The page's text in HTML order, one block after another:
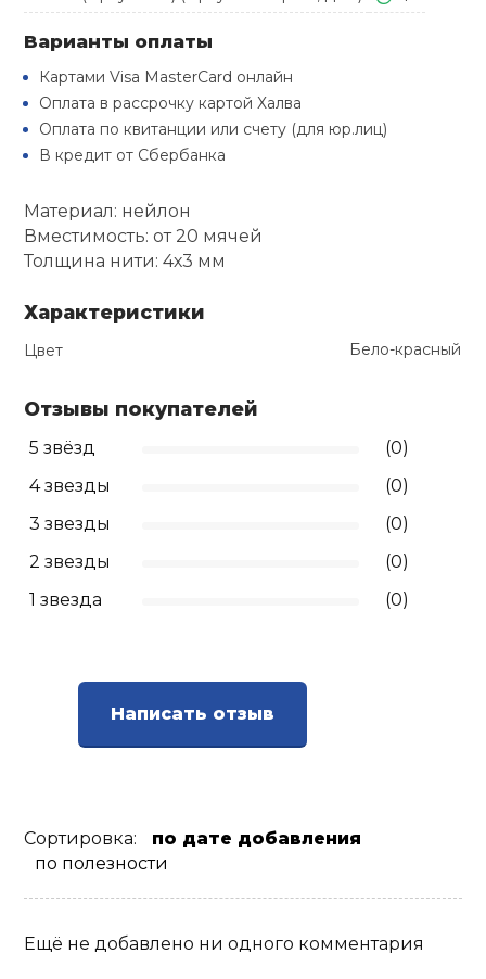
Стойки под
Подставки
подушки
Шорты
Весы
Лямки,
Ролики для
Упоры для
Пояса
игры
комплексы и
стенки
сувениры
для
и тренерский
оборудование
Варианты оплаты
Картами Visa MasterCard онлайн
Оплата в рассрочку картой Халва
Оплата по квитанции или счету (для юр.лиц)
В кредит от Сбербанка
Материал: нейлон
Вместимость: от 20 мячей
Толщина нити: 4х3 мм
Характеристики
Цвет Бело-красный
Отзывы покупателей
5 звёзд
(0)
4 звезды
(0)
3 звезды
(0)
2 звезды
(0)
1 звезда
(0)
Написать отзыв
Сортировка:
по дате добавления
по полезности
Ещё не добавлено ни одного комментария